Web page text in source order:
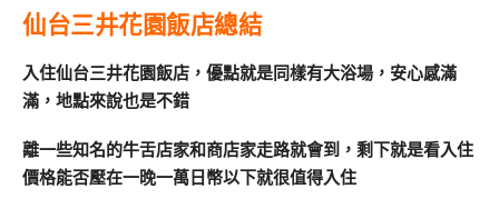
仙台三井花園飯店總結
入住仙台三井花園飯店，優點就是同樣有大浴場，安心感滿
滿，地點來說也是不錯
離一些知名的牛舌店家和商店家走路就會到，剩下就是看入住
價格能否壓在一晚一萬日幣以下就很值得入住